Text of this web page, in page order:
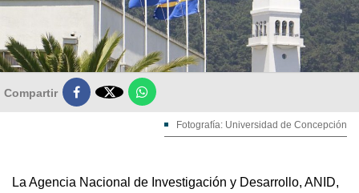
Compartir 
Fotografía: Universidad de Concepción
La Agencia Nacional de Investigación y Desarrollo, ANID,